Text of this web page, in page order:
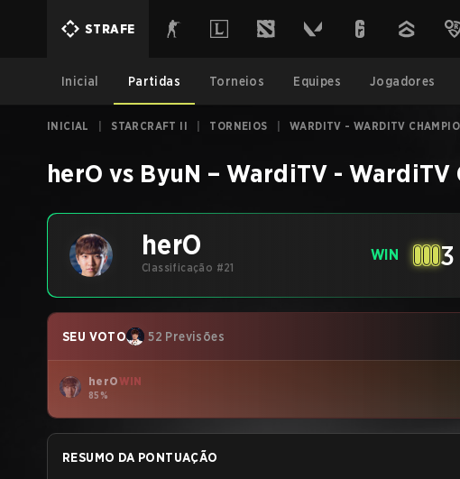
STRAFE
Inicial Partidas Torneios Equipes Jogadores
INICIAL STARCRAFT II TORNEIOS WARDITV - WARDITV
herO vs ByuN –WardiTV - WardiTV
herO
Classificação #21
WIN 3
SEU VOTO 52 Previsões
herOWIN
85%
RESUMO DA PONTUAÇÃO